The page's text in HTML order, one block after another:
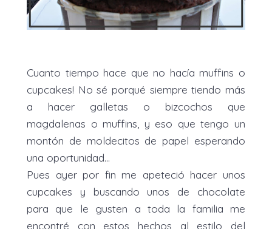
Cuanto tiempo hace que no hacía muffins o
cupcakes! No sé porqué siempre tiendo más
a hacer galletas o bizcochos que
magdalenas o muffins, y eso que tengo un
montón de moldecitos de papel esperando
una oportunidad...
Pues ayer por fin me apeteció hacer unos
cupcakes y buscando unos de chocolate
para que le gusten a toda la familia me
encontré con estos hechos al estilo del